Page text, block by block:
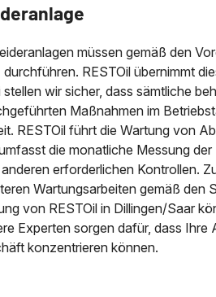
müssen gemäß den
durchführen. RESTOil übernimmt
wir sicher, dass sämtliche
Maßnahmen im
RESTOil führt die Wartung von
die monatliche Messung
erforderlichen Kontrollen.
Wartungsarbeiten gemäß
von RESTOil in Dillingen/Saar
Experten sorgen dafür, dass
konzentrieren können.